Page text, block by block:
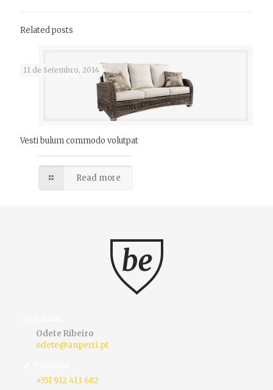
Related posts
11 de Setembro, 2014
Vesti bulum commodo volutpat
Read more
Odete Ribeiro
odete@anperri.pt
+351 912 413 682